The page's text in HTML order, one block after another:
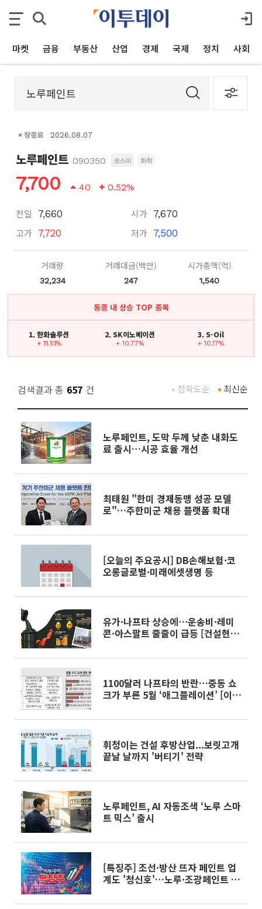
마켓 금융 부동산 산업 경제 국제 정치 사회
장종료 2026.08.07
노루페인트 090350 코스피 화학
7,700 40 0.52%
전일 7,660
고가 7,720
시가 7,670
저가 7,500
거래량
32,234
거래대금(백만)
247
시가총액(억)
1,540
동종 내 상승 TOP 종목
1. 한화솔루션
+ 11.51%
2. SK이노베이션
+ 10.77%
3. S-Oil
+ 10.17%
검색결과 총 657 건 최신순
정확도순
노루페인트, 도막 두께 낮춘 내화도
료 출시…시공 효율 개선
최태원 "한미 경제동맹 성공 모델
로"…주한미군 채용 플랫폼 확대
[오늘의 주요공시] DB손해보험·코
오롱글로벌·미래에셋생명 등
유가·나프타 상승에⋯운송비·레미
콘·아스팔트 줄줄이 급등 [건설현장
1100달러 나프타의 반란…중동 쇼
크가 부른 5월 ‘애그플레이션’ [이란
휘청이는 건설 후방산업...보릿고개
끝날 날까지 '버티기' 전략
노루페인트, AI 자동조색 ‘노루 스마
트 믹스’ 출시
[특징주] 조선·방산 뜨자 페인트 업
계도 '청신호'…노루·조광페인트 등